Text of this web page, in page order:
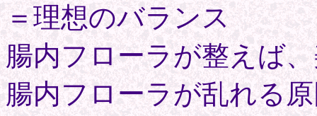
＝理想のバランス
腸内フローラが整えば
腸内フローラが乱れる